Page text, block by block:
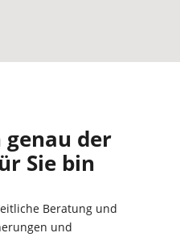
der
Sie bin
Beratung und
und